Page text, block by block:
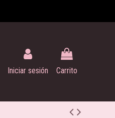
Iniciar sesión Carrito